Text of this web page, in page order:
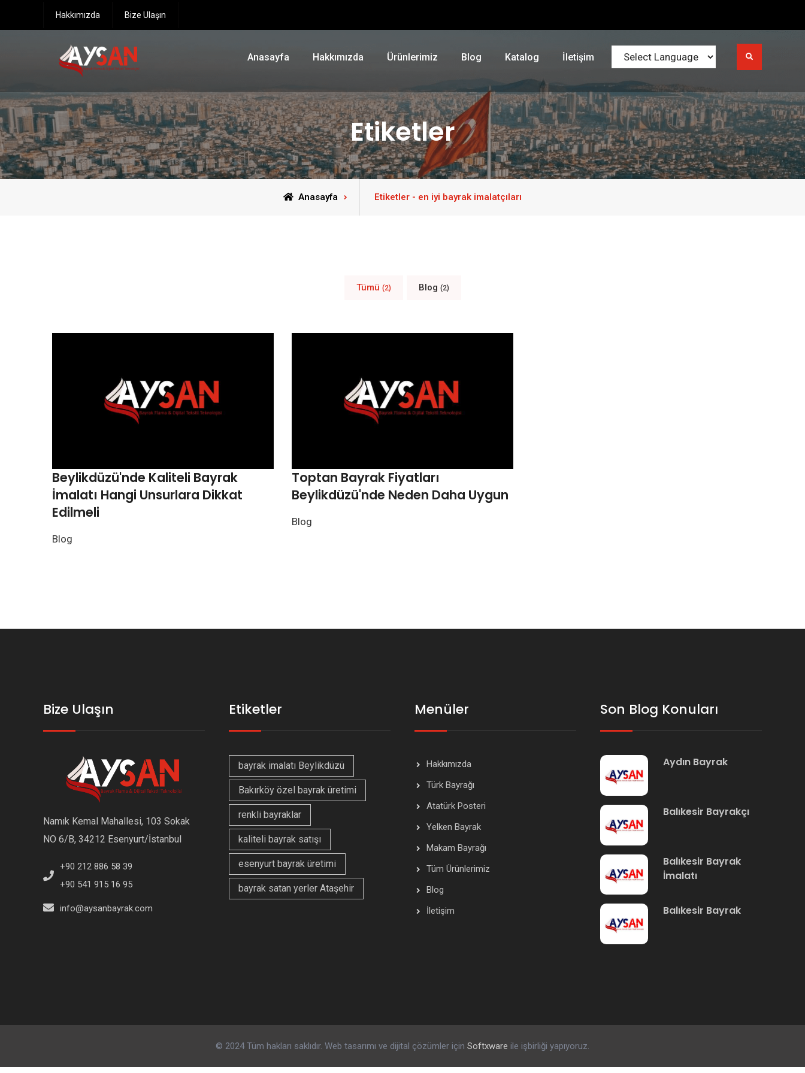
Hakkımızda Bize Ulaşın
Anasayfa Hakkımızda Ürünlerimiz Blog Katalog İletişim
Etiketler
Anasayfa Etiketler - en iyi bayrak imalatçıları
Tümü (2) Blog (2)
Beylikdüzü'nde Kaliteli Bayrak
İmalatı Hangi Unsurlara Dikkat
Edilmeli
Blog
Toptan Bayrak Fiyatları
Beylikdüzü'nde Neden Daha Uygun
Blog
Bize Ulaşın
Namık Kemal Mahallesi, 103 Sokak
NO 6/B, 34212 Esenyurt/İstanbul
+90 212 886 58 39
+90 541 915 16 95
info@aysanbayrak.com
Etiketler
bayrak imalatı Beylikdüzü
Bakırköy özel bayrak üretimi
renkli bayraklar
kaliteli bayrak satışı
esenyurt bayrak üretimi
bayrak satan yerler Ataşehir
Menüler
Hakkımızda
Türk Bayrağı
Atatürk Posteri
Yelken Bayrak
Makam Bayrağı
Tüm Ürünlerimiz
Blog
İletişim
Son Blog Konuları
Aydın Bayrak
Balıkesir Bayrakçı
Balıkesir Bayrak
İmalatı
Balıkesir Bayrak
© 2024 Tüm hakları saklıdır. Web tasarımı ve dijital çözümler için Softxware ile işbirliği yapıyoruz.